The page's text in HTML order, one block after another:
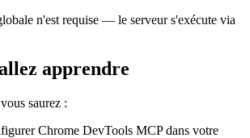
n'est requise — le serveur s'exécute via
apprendre
saurez :
Chrome DevTools MCP dans votre